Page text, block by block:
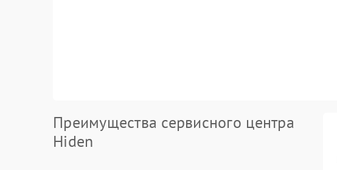
Преимущества сервисного центра
Hiden